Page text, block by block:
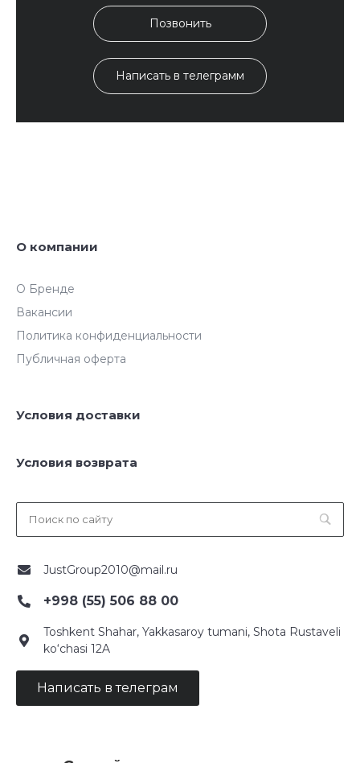
Позвонить
Написать в телеграмм
О компании
О Бренде
Вакансии
Политика конфиденциальности
Публичная оферта
Условия доставки
Условия возврата
JustGroup2010@mail.ru
+998 (55) 506 88 00
Toshkent Shahar, Yakkasaroy tumani, Shota Rustaveli
ko‘chasi 12A
Написать в телеграм